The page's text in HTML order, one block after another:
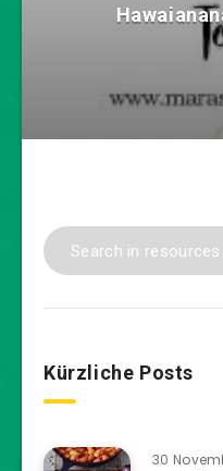
Kürzliche Posts
30